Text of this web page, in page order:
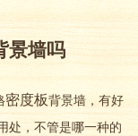
景墙吗
密度板背景墙，有好
处，不管是哪一种的